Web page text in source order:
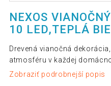
NEXOS
10 LED,TEPLÁ
Drevená vianočná
atmosféru v každej
Zobraziť podrobnejší popis